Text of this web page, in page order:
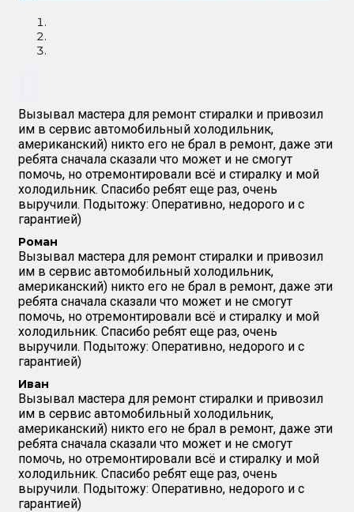
Вызывал мастера для ремонт стиралки и привозил
им в сервис автомобильный холодильник,
американский) никто его не брал в ремонт, даже эти
ребята сначала сказали что может и не смогут
помочь, но отремонтировали всё и стиралку и мой
холодильник. Спасибо ребят еще раз, очень
выручили. Подытожу: Оперативно, недорого и с
гарантией)
Роман
Вызывал мастера для ремонт стиралки и привозил
им в сервис автомобильный холодильник,
американский) никто его не брал в ремонт, даже эти
ребята сначала сказали что может и не смогут
помочь, но отремонтировали всё и стиралку и мой
холодильник. Спасибо ребят еще раз, очень
выручили. Подытожу: Оперативно, недорого и с
гарантией)
Иван
Вызывал мастера для ремонт стиралки и привозил
им в сервис автомобильный холодильник,
американский) никто его не брал в ремонт, даже эти
ребята сначала сказали что может и не смогут
помочь, но отремонтировали всё и стиралку и мой
холодильник. Спасибо ребят еще раз, очень
выручили. Подытожу: Оперативно, недорого и с
гарантией)